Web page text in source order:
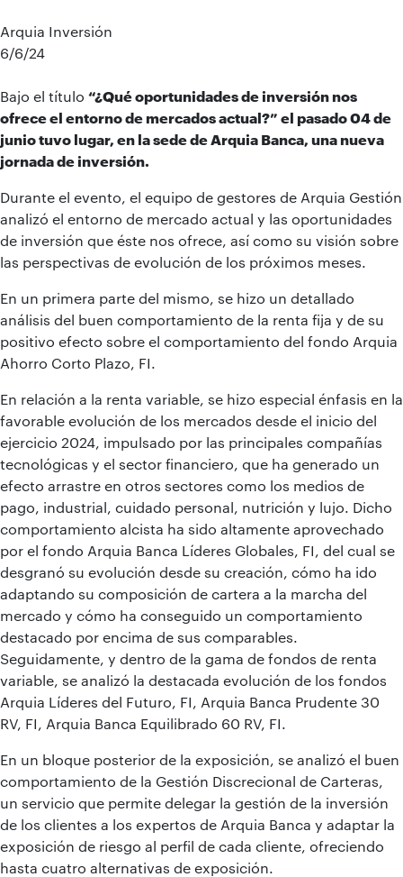
Arquia Inversión
6/6/24
Bajo el título “¿Qué oportunidades de inversión nos
ofrece el entorno de mercados actual?” el pasado 04 de
junio tuvo lugar, en la sede de Arquia Banca, una nueva
jornada de inversión.
Durante el evento, el equipo de gestores de Arquia Gestión
analizó el entorno de mercado actual y las oportunidades
de inversión que éste nos ofrece, así como su visión sobre
las perspectivas de evolución de los próximos meses.
En un primera parte del mismo, se hizo un detallado
análisis del buen comportamiento de la renta fija y de su
positivo efecto sobre el comportamiento del fondo Arquia
Ahorro Corto Plazo, FI.
En relación a la renta variable, se hizo especial énfasis en la
favorable evolución de los mercados desde el inicio del
ejercicio 2024, impulsado por las principales compañías
tecnológicas y el sector financiero, que ha generado un
efecto arrastre en otros sectores como los medios de
pago, industrial, cuidado personal, nutrición y lujo. Dicho
comportamiento alcista ha sido altamente aprovechado
por el fondo Arquia Banca Líderes Globales, FI, del cual se
desgranó su evolución desde su creación, cómo ha ido
adaptando su composición de cartera a la marcha del
mercado y cómo ha conseguido un comportamiento
destacado por encima de sus comparables.
Seguidamente, y dentro de la gama de fondos de renta
variable, se analizó la destacada evolución de los fondos
Arquia Líderes del Futuro, FI, Arquia Banca Prudente 30
RV, FI, Arquia Banca Equilibrado 60 RV, FI.
En un bloque posterior de la exposición, se analizó el buen
comportamiento de la Gestión Discrecional de Carteras,
un servicio que permite delegar la gestión de la inversión
de los clientes a los expertos de Arquia Banca y adaptar la
exposición de riesgo al perfil de cada cliente, ofreciendo
hasta cuatro alternativas de exposición.